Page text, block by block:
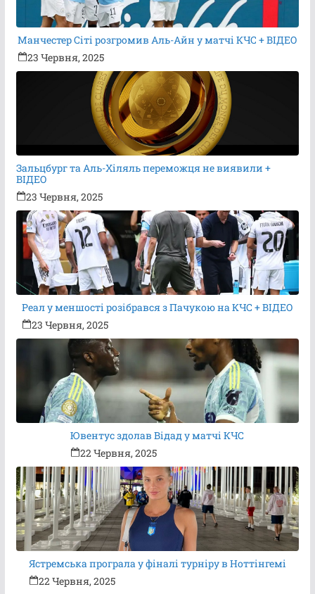
Манчестер Сіті розгромив Аль-Айн у матчі КЧС + ВІДЕО
23 Червня, 2025
Зальцбург та Аль-Хіляль переможця не виявили +
ВІДЕО
23 Червня, 2025
Реал у меншості розібрався з Пачукою на КЧС + ВІДЕО
23 Червня, 2025
Ювентус здолав Відад у матчі КЧС
22 Червня, 2025
Ястремська програла у фіналі турніру в Ноттінгемі
22 Червня, 2025